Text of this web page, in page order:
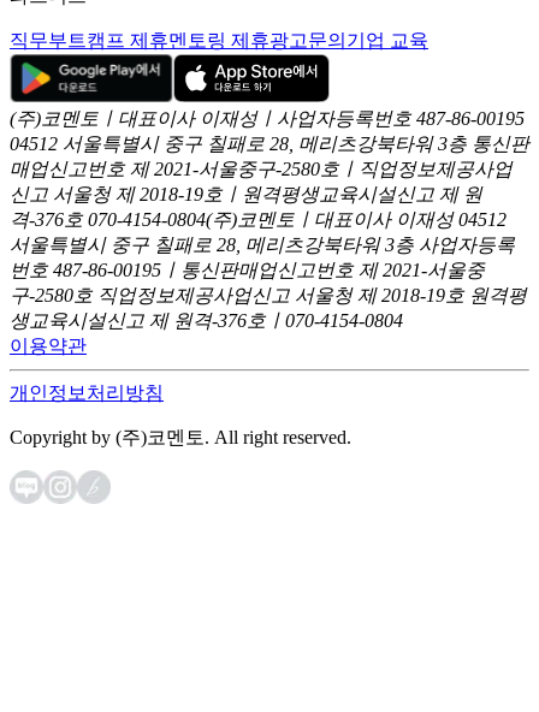
직무부트캠프 제휴멘토링 제휴광고문의 기업 교육
(주)코멘토ㅣ대표이사 이재성ㅣ사업자등록번호 487-86-00195
04512 서울특별시 중구 칠패로 28, 메리츠강북타워 3층 통신판
매업신고번호 제 2021-서울중구-2580호ㅣ직업정보제공사업
신고 서울청 제 2018-19호ㅣ원격평생교육시설신고 제 원
격-376호 070-4154-0804(주)코멘토ㅣ대표이사 이재성 04512
서울특별시 중구 칠패로 28, 메리츠강북타워 3층 사업자등록
번호 487-86-00195ㅣ통신판매업신고번호 제 2021-서울중
구-2580호 직업정보제공사업신고 서울청 제 2018-19호 원격평
생교육시설신고 제 원격-376호ㅣ070-4154-0804
이용약관
개인정보처리방침
Copyright by (주)코멘토. All right reserved.